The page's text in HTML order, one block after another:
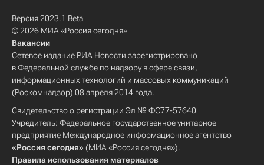
Версия 2023.1 Beta
© 2026 МИА «Россия сегодня»
Вакансии
Сетевое издание РИА Новости зарегистрировано
в Федеральной службе по надзору в сфере связи,
информационных технологий и массовых коммуникаций
(Роскомнадзор) 08 апреля 2014 года.
Свидетельство о регистрации Эл № ФС77-57640
Учредитель: Федеральное государственное унитарное
предприятие Международное информационное агентство
«Россия сегодня» (МИА «Россия сегодня»).
Правила использования материалов